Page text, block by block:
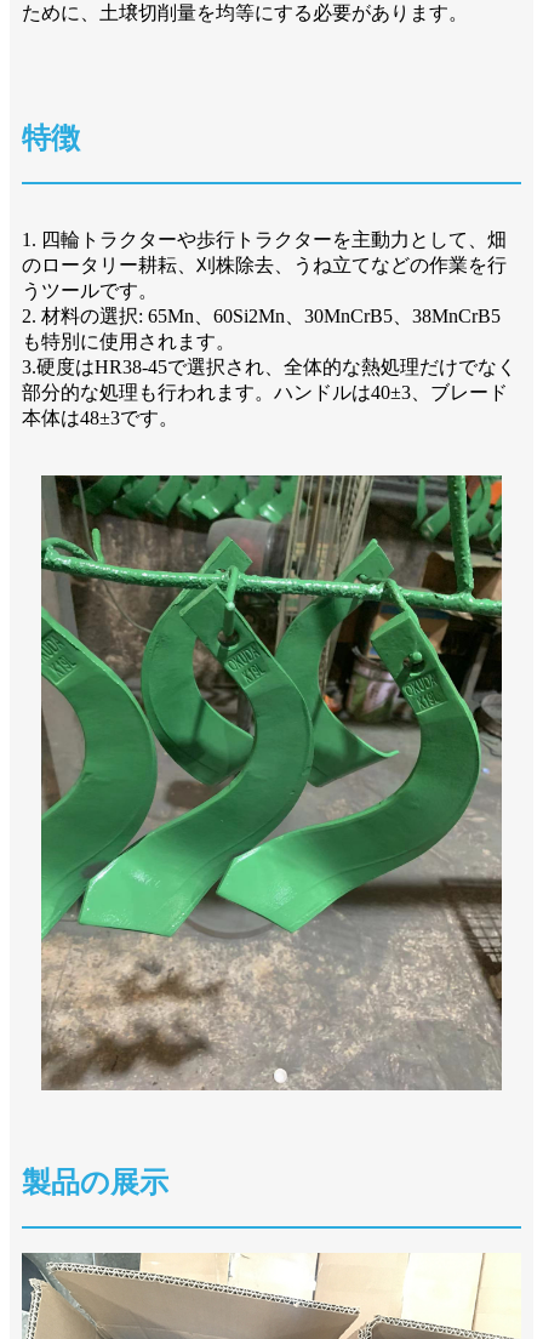
ために、土壌切削量を均等にする必要があります。
特徴
1. 四輪トラクターや歩行トラクターを主動力として、畑
のロータリー耕耘、刈株除去、うね立てなどの作業を行
うツールです。
2. 材料の選択: 65Mn、60Si2Mn、30MnCrB5、38MnCrB5
も特別に使用されます。
3.硬度はHR38-45で選択され、全体的な熱処理だけでなく
部分的な処理も行われます。ハンドルは40±3、ブレード
本体は48±3です。
製品の展示